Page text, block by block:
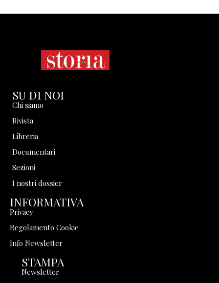
SU DI NOI
Chi siamo
Rivista
Libreria
Documentari
Sezioni
I nostri dossier
INFORMATIVA
Privacy
Regolamento Cookie
Info Newsletter
STAMPA
Newsletter